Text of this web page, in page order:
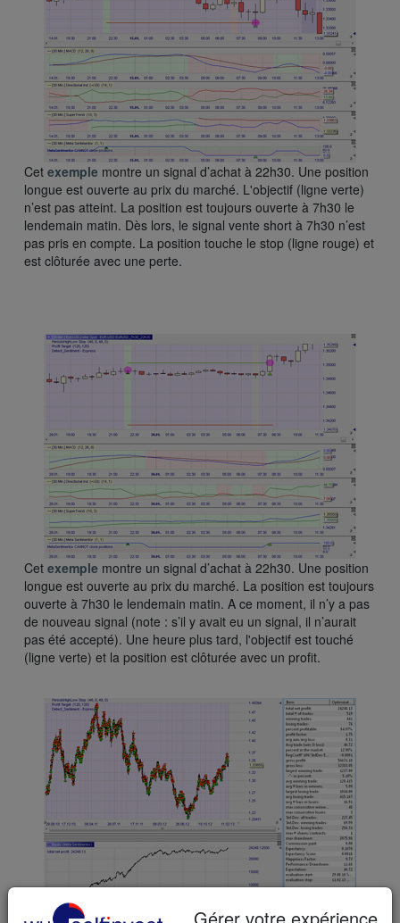
Cet exemple montre un signal d’achat à 22h30. Une position
longue est ouverte au prix du marché. L'objectif (ligne verte)
n’est pas atteint. La position est toujours ouverte à 7h30 le
lendemain matin. Dès lors, le signal vente short à 7h30 n’est
pas pris en compte. La position touche le stop (ligne rouge) et
est clôturée avec une perte.
Cet exemple montre un signal d’achat à 22h30. Une position
longue est ouverte au prix du marché. La position est toujours
ouverte à 7h30 le lendemain matin. A ce moment, il n’y a pas
de nouveau signal (note : s’il y avait eu un signal, il n’aurait
pas été accepté). Une heure plus tard, l'objectif est touché
(ligne verte) et la position est clôturée avec un profit.